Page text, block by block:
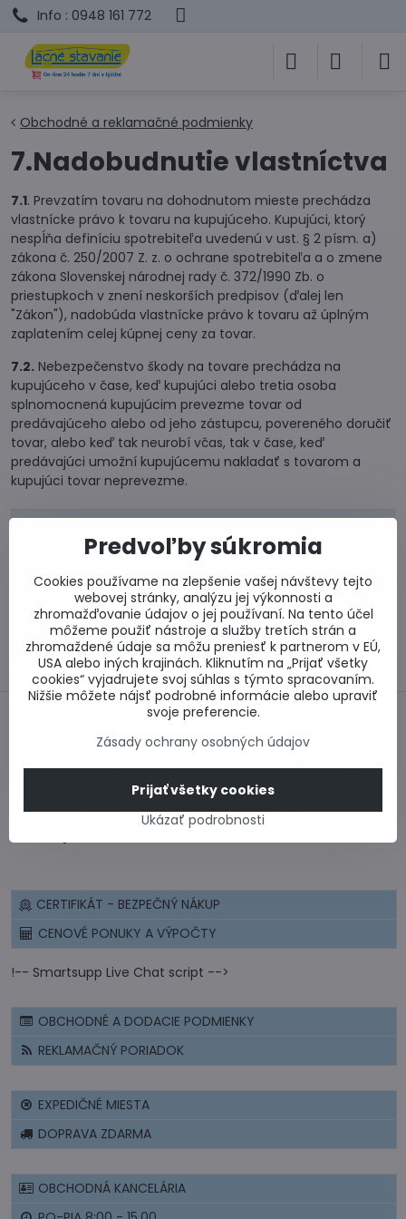
Info : 0948 161 772
Obchodné a reklamačné podmienky
7.Nadobudnutie vlastníctva
7.1. Prevzatím tovaru na dohodnutom mieste prechádza
vlastnícke právo k tovaru na kupujúceho. Kupujúci, ktorý
nespĺňa definíciu spotrebiteľa uvedenú v ust. § 2 písm. a)
zákona č. 250/2007 Z. z. o ochrane spotrebiteľa a o zmene
zákona Slovenskej národnej rady č. 372/1990 Zb. o
priestupkoch v znení neskorších predpisov (ďalej len
"Zákon"), nadobúda vlastnícke právo k tovaru až úplným
zaplatením celej kúpnej ceny za tovar.
7.2. Nebezpečenstvo škody na tovare prechádza na
kupujúceho v čase, keď kupujúci alebo tretia osoba
splnomocnená kupujúcim prevezme tovar od
predávajúceho alebo od jeho zástupcu, povereného doručiť
tovar, alebo keď tak neurobí včas, tak v čase, keď
predávajúci umožní kupujúcemu nakladať s tovarom a
kupujúci tovar neprevezme.
Technické poradenstvo
0948 987 787
Informácie k objednávkam
Po - Pi 8:00-15:00
info​@lacnestavanie​.sk
CERTIFIKÁT - BEZPEČNÝ NÁKUP
CENOVÉ PONUKY A VÝPOČTY
!-- Smartsupp Live Chat script -->
OBCHODNÉ A DODACIE PODMIENKY
REKLAMAČNÝ PORIADOK
EXPEDIČNÉ MIESTA
DOPRAVA ZDARMA
OBCHODNÁ KANCELÁRIA
Predvoľby súkromia
Cookies používame na zlepšenie vašej návštevy tejto
webovej stránky, analýzu jej výkonnosti a
zhromažďovanie údajov o jej používaní. Na tento účel
môžeme použiť nástroje a služby tretích strán a
zhromaždené údaje sa môžu preniesť k partnerom v EÚ,
USA alebo iných krajinách. Kliknutím na „Prijať všetky
cookies“ vyjadrujete svoj súhlas s týmto spracovaním.
Nižšie môžete nájsť podrobné informácie alebo upraviť
svoje preferencie.
Zásady ochrany osobných údajov
Ukázať podrobnosti
Prijať všetky cookies